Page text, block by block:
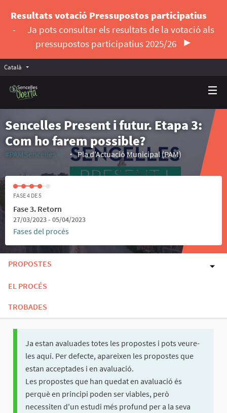
Resultats votació Pressupostos participatius
-
Ja pots consultar els resultats de la votació als
pressupostos participatius 2025/26
Català Triar la llengua
Sencelles Present i futur. Etapa 3:
Com ho farem possible?
#PAMSencelles
(Enllaç extern)
Pla d'Actuació Municipal (PAM)
FASE 4 DE 5
Fase 3. Retorn
27/03/2023 - 05/04/2023
Fases del procés
PROPOSTES
EL PROCÉS
TROBADES
Ja estan avaluades totes les propostes i pots veure-
les aquí. Per defecte, apareixen les propostes que
estan acceptades i en avaluació.
Les propostes que han quedat en avaluació és
perquè en principi poden ser viables, però
necessiten d'un estudi més profund per a la seva